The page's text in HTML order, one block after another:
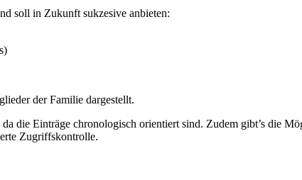
soll in Zukunft sukzesive anbieten:
der Familie dargestellt.
die Einträge chronologisch orientiert sind. Zudem gibt’s die
Zugriffskontrolle.